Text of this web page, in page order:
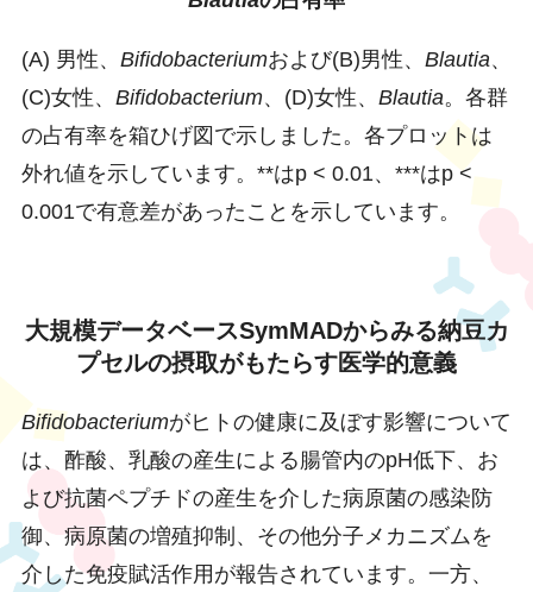
(A) 男性、 Bifidobacteriumおよび(B)男性、 Blautia、
(C)女性、 Bifidobacterium、(D)女性、 Blautia。各群
の占有率を箱ひげ図で示しました。各プロットは
外れ値を示しています。**はp < 0.01、***はp <
0.001で有意差があったことを示しています。
大規模データベースSymMADからみる納豆カ
プセルの摂取がもたらす医学的意義
Bifidobacteriumがヒトの健康に及ぼす影響について
は、酢酸、乳酸の産生による腸管内のpH低下、お
よび抗菌ペプチドの産生を介した病原菌の感染防
御、病原菌の増殖抑制、その他分子メカニズムを
介した免疫賦活作用が報告されています。一方、